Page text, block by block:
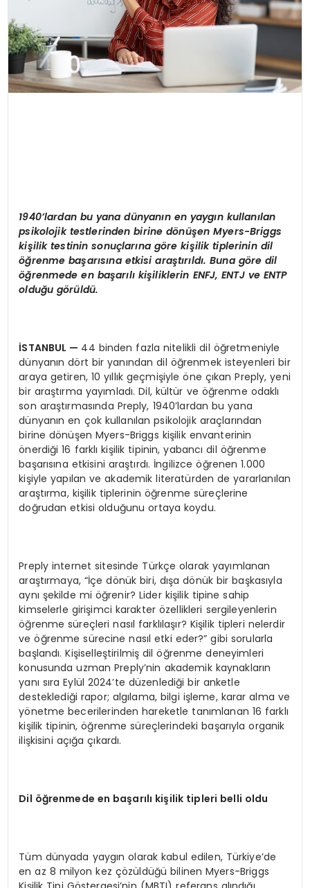
1940’lardan bu yana dünyanın en yaygın kullanılan
psikolojik testlerinden birine dönüşen Myers-Briggs
kişilik testinin sonuçlarına göre kişilik tiplerinin dil
öğrenme başarısına etkisi araştırıldı. Buna göre dil
öğrenmede en başarılı kişiliklerin ENFJ, ENTJ ve ENTP
olduğu görüldü.
İSTANBUL — 44 binden fazla nitelikli dil öğretmeniyle
dünyanın dört bir yanından dil öğrenmek isteyenleri bir
araya getiren, 10 yıllık geçmişiyle öne çıkan Preply, yeni
bir araştırma yayımladı. Dil, kültür ve öğrenme odaklı
son araştırmasında Preply, 1940’lardan bu yana
dünyanın en çok kullanılan psikolojik araçlarından
birine dönüşen Myers-Briggs kişilik envanterinin
önerdiği 16 farklı kişilik tipinin, yabancı dil öğrenme
başarısına etkisini araştırdı. İngilizce öğrenen 1.000
kişiyle yapılan ve akademik literatürden de yararlanılan
araştırma, kişilik tiplerinin öğrenme süreçlerine
doğrudan etkisi olduğunu ortaya koydu.
Preply internet sitesinde Türkçe olarak yayımlanan
araştırmaya, “İçe dönük biri, dışa dönük bir başkasıyla
aynı şekilde mi öğrenir? Lider kişilik tipine sahip
kimselerle girişimci karakter özellikleri sergileyenlerin
öğrenme süreçleri nasıl farklılaşır? Kişilik tipleri nelerdir
ve öğrenme sürecine nasıl etki eder?” gibi sorularla
başlandı. Kişiselleştirilmiş dil öğrenme deneyimleri
konusunda uzman Preply’nin akademik kaynakların
yanı sıra Eylül 2024’te düzenlediği bir anketle
desteklediği rapor; algılama, bilgi işleme, karar alma ve
yönetme becerilerinden hareketle tanımlanan 16 farklı
kişilik tipinin, öğrenme süreçlerindeki başarıyla organik
ilişkisini açığa çıkardı.
Dil öğrenmede en başarılı kişilik tipleri belli oldu
Tüm dünyada yaygın olarak kabul edilen, Türkiye’de
en az 8 milyon kez çözüldüğü bilinen Myers-Briggs